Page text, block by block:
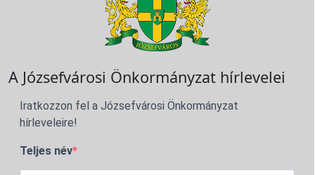
A Józsefvárosi Önkormányzat hírlevelei
Iratkozzon fel a Józsefvárosi Önkormányzat
hírleveleire!
Teljes név